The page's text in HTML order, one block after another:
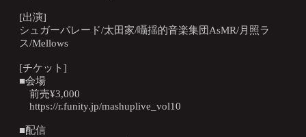
[出演]
シュガーパレード/太田家/囁揺的音楽集団AsMR/月照ラ
ス/Mellows
[チケット]
■会場
前売¥3,000
https://r.funity.jp/mashuplive_vol10
■配信